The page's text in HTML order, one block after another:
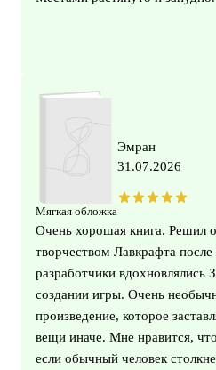
Мягкая обложка
Эмран
31.07.2026
Очень хорошая книга. Решил
творчеством Лавкрафта
разработчики вдохновлялись
создании игры. Очень
произведение, которое
вещи иначе. Мне нравится,
если обычный человек